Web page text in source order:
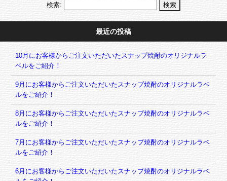
検索:
最近の投稿
10月にお客様からご注文いただいたスナップ焼酎のオリジナルラ
ベルをご紹介！
9月にお客様からご注文いただいたスナップ焼酎のオリジナルラベ
ルをご紹介！
8月にお客様からご注文いただいたスナップ焼酎のオリジナルラベ
ルをご紹介！
7月にお客様からご注文いただいたスナップ焼酎のオリジナルラベ
ルをご紹介！
6月にお客様からご注文いただいたスナップ焼酎のオリジナルラベ